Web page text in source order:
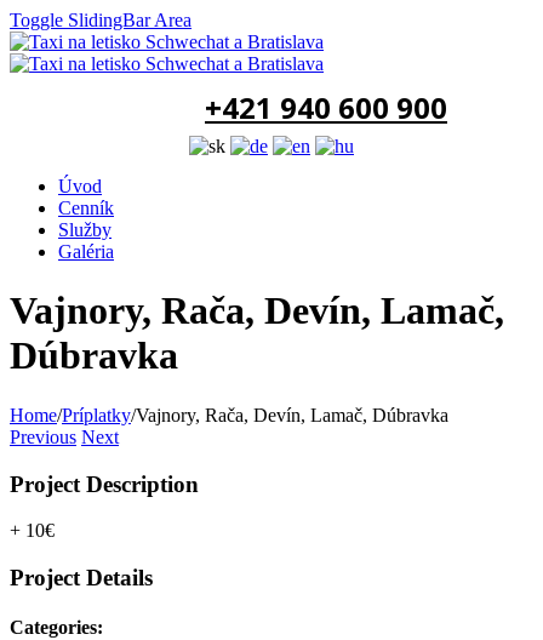
Toggle SlidingBar Area
+421 940 600 900
Úvod
Cenník
Služby
Galéria
Vajnory, Rača, Devín, Lamač,
Dúbravka
Home/Príplatky/Vajnory, Rača, Devín, Lamač, Dúbravka
Previous Next
Project Description
+ 10€
Project Details
Categories: